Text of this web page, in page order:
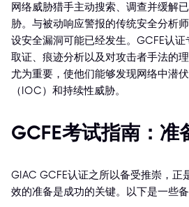
网络威胁猎手主动搜索、调查并缓解
胁。与被动响应警报的传统安全分析
设安全漏洞可能已经发生。GCFE认
取证、痕迹分析以及对攻击者手法的
尤为重要，使他们能够发现网络中潜
（IOC）和持续性威胁。
GCFE考试指南：准
GIAC GCFE认证之所以备受推崇，正
效的准备是成功的关键。以下是一些备